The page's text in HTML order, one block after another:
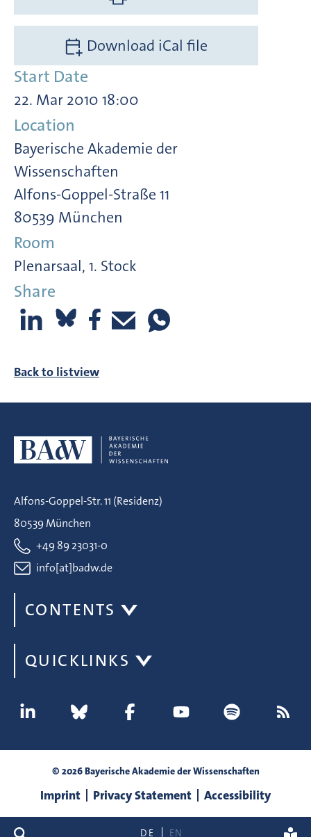
search DE EN
Download iCal file
Start Date
22. Mar 2010 18:00
Location
Bayerische Akademie der
Wissenschaften
Alfons-Goppel-Straße 11
80539 München
Room
Plenarsaal, 1. Stock
Share
Back to listview
Alfons-Goppel-Str. 11 (Residenz)
80539 München
+49 89 23031-0
info[at]badw.de
CONTENTS
QUICKLINKS
© 2026 Bayerische Akademie der Wissenschaften
Imprint Privacy Statement Accessibility